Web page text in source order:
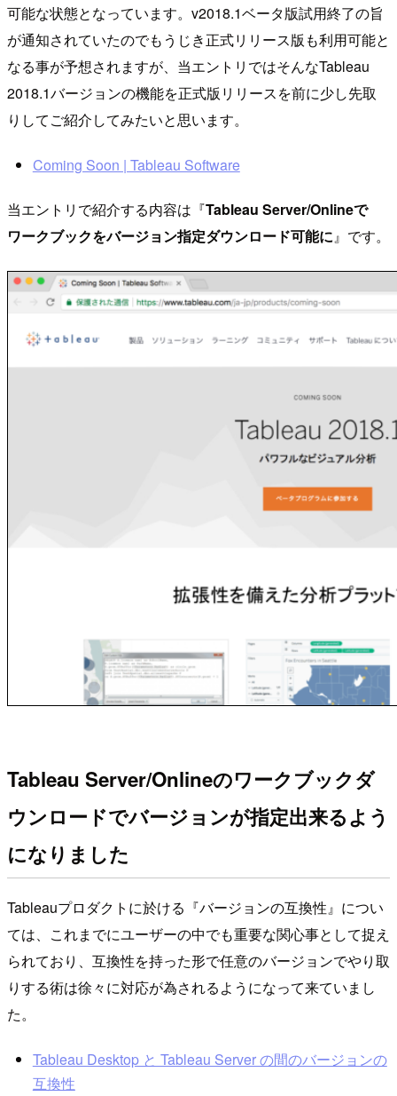
可能な状態となっています。v2018.1ベータ版試用終了の旨
が通知されていたのでもうじき正式リリース版も利用可能と
なる事が予想されますが、当エントリではそんなTableau
2018.1バージョンの機能を正式版リリースを前に少し先取
りしてご紹介してみたいと思います。
Coming Soon | Tableau Software
当エントリで紹介する内容は『Tableau Server/Onlineで
ワークブックをバージョン指定ダウンロード可能に』です。
Tableau Server/Onlineのワークブックダ
ウンロードでバージョンが指定出来るよう
になりました
Tableauプロダクトに於ける『バージョンの互換性』につい
ては、これまでにユーザーの中でも重要な関心事として捉え
られており、互換性を持った形で任意のバージョンでやり取
りする術は徐々に対応が為されるようになって来ていまし
た。
Tableau Desktop と Tableau Server の間のバージョンの
互換性